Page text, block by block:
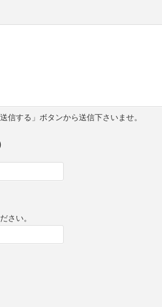
信する」ボタンから送信下さいませ。
さい。